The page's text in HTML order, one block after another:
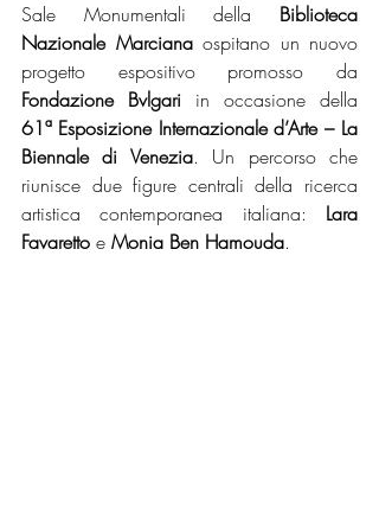
Sale Monumentali della Biblioteca
Nazionale Marciana ospitano un nuovo
Fondazione Bvlgari
61ª Esposizione Internazionale d’Arte – La
Biennale di Venezia. Un percorso che
riunisce due figure centrali della ricerca
artistica contemporanea italiana: Lara
Favaretto e Monia Ben Hamouda.